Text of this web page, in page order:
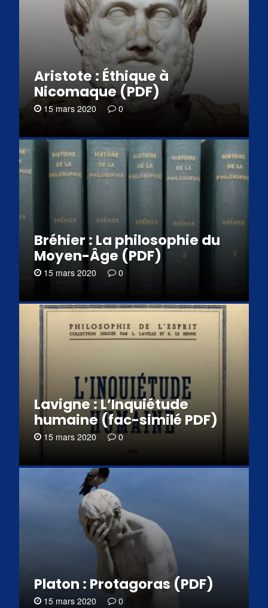
Aristote : Éthique à
Nicomaque (PDF)
15 mars 2020 0
Bréhier : La philosophie du
Moyen-Âge (PDF)
15 mars 2020 0
Lavigne : L’Inquiétude
humaine (fac-similé PDF)
15 mars 2020 0
Platon : Protagoras (PDF)
15 mars 2020 0